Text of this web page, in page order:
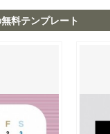
料テンプレート